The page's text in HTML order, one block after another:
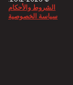
الشروط والأحكام
سياسة الخصوصية